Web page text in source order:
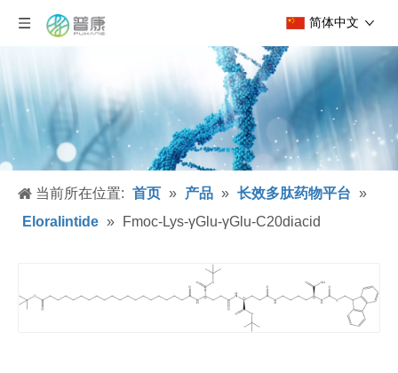
简体中文
当前所在位置: 首页 » 产品 » 长效多肽药物平台 »
Eloralintide » Fmoc-Lys-γGlu-γGlu-C20diacid